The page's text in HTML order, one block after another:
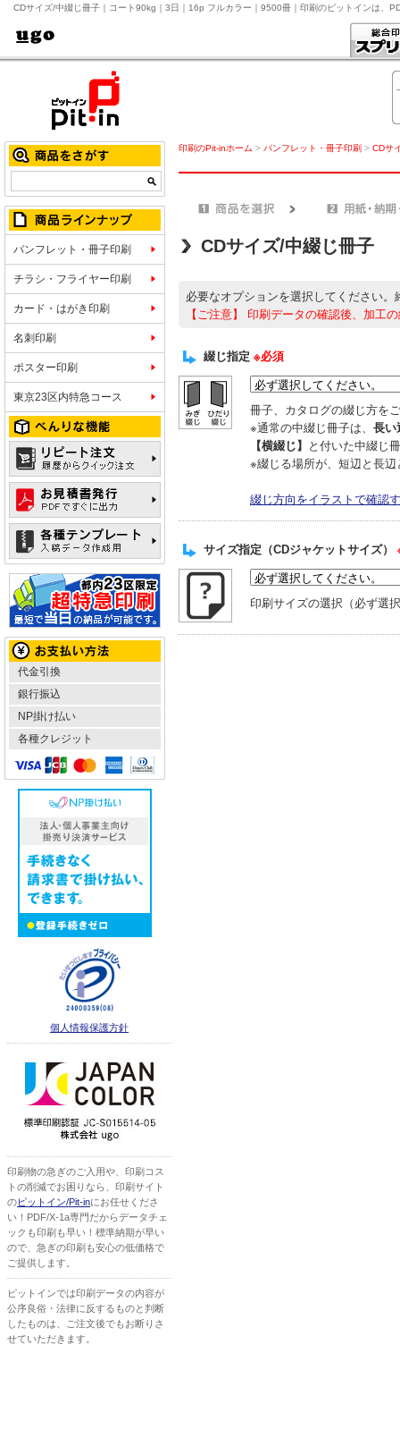
CDサイズ/中綴じ冊子｜コート90kg｜3日｜16p フルカラー｜9500冊｜印刷のピットインは、
パンフレット・冊子印刷
チラシ・フライヤー印刷
カード・はがき印刷
名刺印刷
ポスター印刷
東京23区内特急コース
代金引換
銀行振込
NP掛け払い
各種クレジット
個人情報保護方針
印刷物の急ぎのご入用や、印刷コス
トの削減でお困りなら、印刷サイト
のピットイン/Pit-inにお任せくださ
い！PDF/X-1a専門だからデータチェ
ックも印刷も早い！標準納期が早い
ので、急ぎの印刷も安心の低価格で
ご提供します。
ピットインでは印刷データの内容が
公序良俗・法律に反するものと判断
したものは、ご注文後でもお断りさ
せていただきます。
印刷のPit-inホーム > パンフレット・冊子印刷 > CDサ
CDサイズ/中綴じ冊子
必要なオプションを選択してください。
【ご注意】
印刷データの確認後、加工
綴じ指定 ※必須
冊子、カタログの綴じ方を
※通常の中綴じ冊子は、 長い
【横綴じ】
と付いた中綴じ
※綴じる場所が、短辺と長
綴じ方向をイラストで確認
サイズ指定（CDジャケットサイズ）
印刷サイズの選択（必ず選